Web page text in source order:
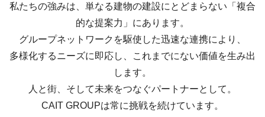
私たちの強みは、単なる建物の建設にとどまらない「複合
的な提案力」にあります。
グループネットワークを駆使した迅速な連携により、
多様化するニーズに即応し、これまでにない価値を生み出
します。
人と街、そして未来をつなぐパートナーとして。
CAIT GROUPは常に挑戦を続けています。